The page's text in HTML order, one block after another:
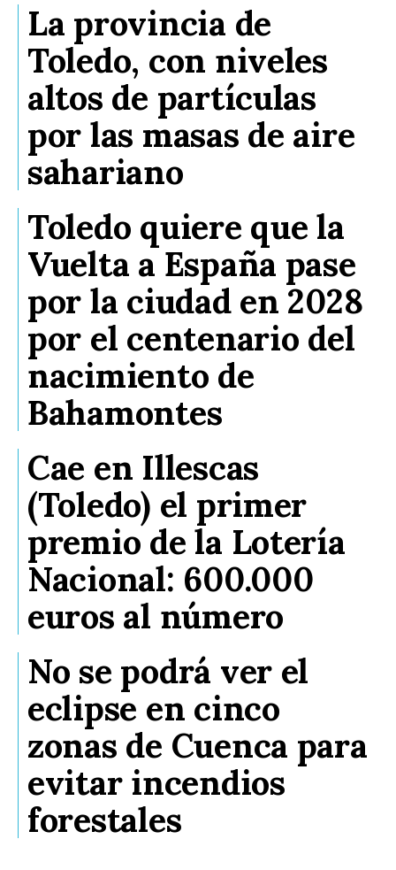
La provincia de
Toledo, con niveles
altos de partículas
por las masas de aire
sahariano
Toledo quiere que la
Vuelta a España pase
por la ciudad en 2028
por el centenario del
nacimiento de
Bahamontes
Cae en Illescas
(Toledo) el primer
premio de la Lotería
Nacional: 600.000
euros al número
No se podrá ver el
eclipse en cinco
zonas de Cuenca para
evitar incendios
forestales